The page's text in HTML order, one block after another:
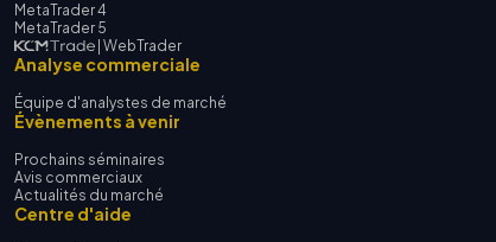
MetaTrader 4
MetaTrader 5
| WebTrader
Analyse commerciale
Équipe d'analystes de marché
Évènements à venir
Prochains séminaires
Avis commerciaux
Actualités du marché
Centre d'aide